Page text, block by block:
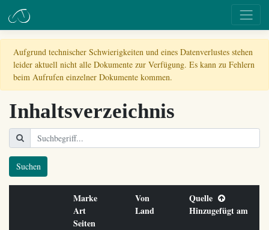
Aufgrund technischer Schwierigkeiten und eines Datenverlustes stehen
leider aktuell nicht alle Dokumente zur Verfügung. Es kann zu Fehlern
beim Aufrufen einzelner Dokumente kommen.
Inhaltsverzeichnis
Suchen
Marke
Art
Seiten
Von
Land
Quelle
Hinzugefügt am